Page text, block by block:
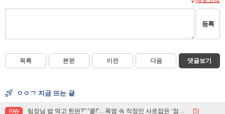
등록
목록 본문 이전 다음 댓글보기
ㅇㅇㄱ 지금 뜨는 글
이슈 팀장님 밥 먹고 한판?” “콜!”…폭염 속 직장인 사로잡은 ‘점심 몰캉스’ [5]